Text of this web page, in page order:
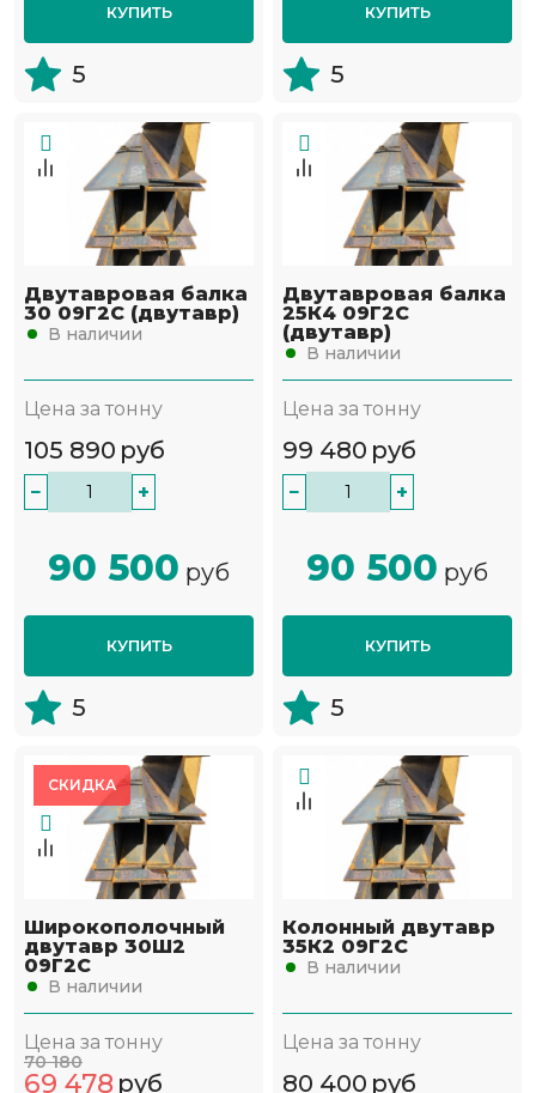
КУПИТЬ
5
КУПИТЬ
5
Двутавровая балка
30 09Г2С (двутавр)
В наличии
Цена за тонну
105 890 руб
− +
90 500 руб
КУПИТЬ
5
Двутавровая балка
25К4 09Г2С
(двутавр)
В наличии
Цена за тонну
99 480 руб
− +
90 500 руб
КУПИТЬ
5
СКИДКА
Широкополочный
двутавр 30Ш2
09Г2С
В наличии
Цена за тонну
70 180
69 478 руб
Колонный двутавр
35К2 09Г2С
В наличии
Цена за тонну
80 400 руб